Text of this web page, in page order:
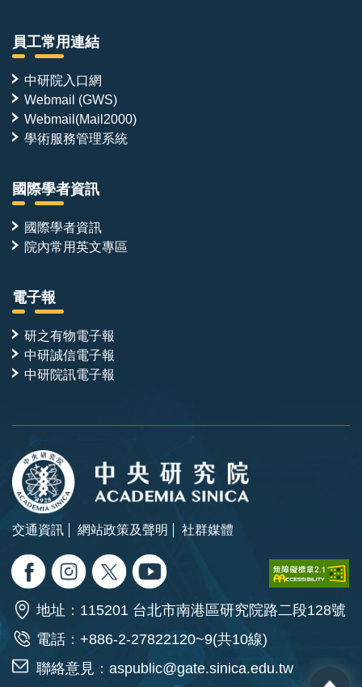
員工常用連結
中研院入口網
Webmail (GWS)
Webmail(Mail2000)
學術服務管理系統
國際學者資訊
國際學者資訊
院內常用英文專區
電子報
研之有物電子報
中研誠信電子報
中研院訊電子報
交通資訊 網站政策及聲明 社群媒體
地址：115201 台北市南港區研究院路二段128號
電話：+886-2-27822120~9(共10線)
聯絡意見： aspublic@gate.sinica.edu.tw